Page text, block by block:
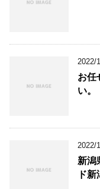
2022/
お任
い。
2022/
新潟
ド新